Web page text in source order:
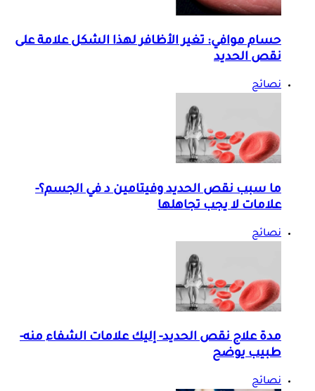
حسام موافي: تغير الأظافر لهذا الشكل علامة على
نقص الحديد
نصائح
ما سبب نقص الحديد وفيتامين د في الجسم؟-
علامات لا يجب تجاهلها
نصائح
مدة علاج نقص الحديد- إليك علامات الشفاء منه-
طبيب يوضح
نصائح